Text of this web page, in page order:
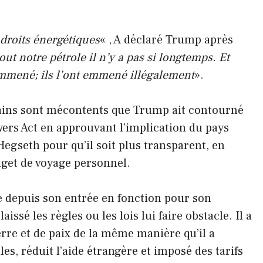
énergétiques« , A déclaré Trump après
notre pétrole il n’y a pas si longtemps. Et
ils l’ont emmené illégalement».
sont mécontents que Trump ait contourné
Act en approuvant l’implication du pays
pour qu’il soit plus transparent, en
de voyage personnel.
son entrée en fonction pour son
les règles ou les lois lui faire obstacle. Il a
et de paix de la même manière qu’il a
réduit l’aide étrangère et imposé des tarifs